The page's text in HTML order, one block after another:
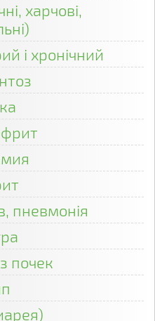
харчові,
і хронічний
пневмонія
почек